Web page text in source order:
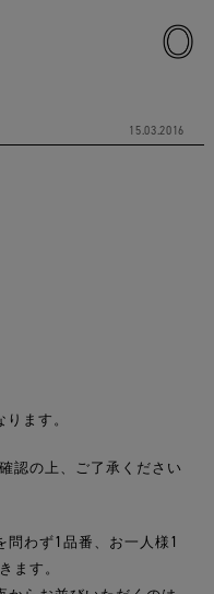
15.03.2016
ます。
認の上、ご了承ください
わず1品番、お一人様1
ます。